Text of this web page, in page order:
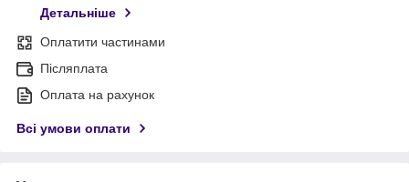
Детальніше
Оплатити частинами
Післяплата
Оплата на рахунок
Всі умови оплати